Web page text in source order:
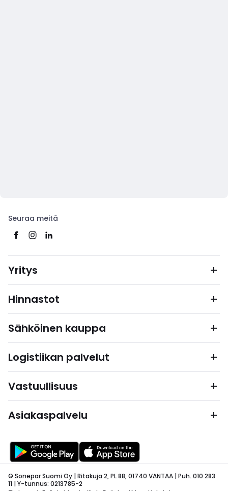
Seuraa meitä
Yritys
Hinnastot
Sähköinen kauppa
Logistiikan palvelut
Vastuullisuus
Asiakaspalvelu
© Sonepar Suomi Oy | Ritakuja 2, PL 88, 01740 VANTAA | Puh. 010 283
11 | Y-tunnus: 0213785-2